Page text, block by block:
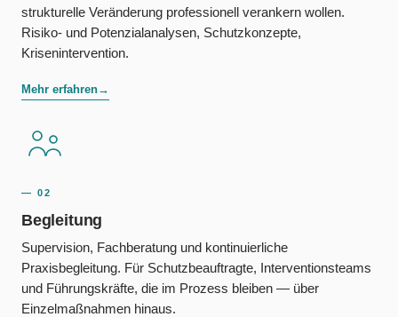
strukturelle Veränderung professionell verankern wollen.
Risiko- und Potenzialanalysen, Schutzkonzepte,
Krisenintervention.
Mehr erfahren→
— 02
Begleitung
Supervision, Fachberatung und kontinuierliche
Praxisbegleitung. Für Schutzbeauftragte, Interventionsteams
und Führungskräfte, die im Prozess bleiben — über
Einzelmaßnahmen hinaus.